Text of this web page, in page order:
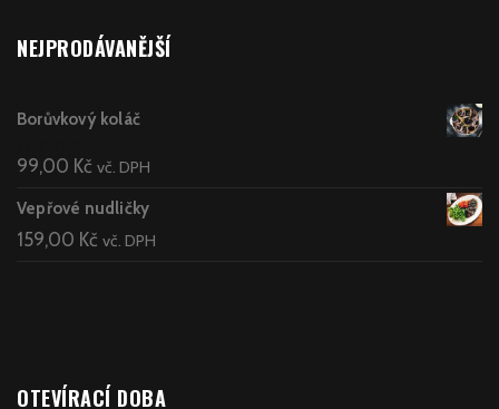
NEJPRODÁVANĚJŠÍ
Borůvkový koláč
Hodnocení
5.00z 5
99,00 Kč vč. DPH
Vepřové nudličky
159,00 Kč vč. DPH
OTEVÍRACÍ DOBA